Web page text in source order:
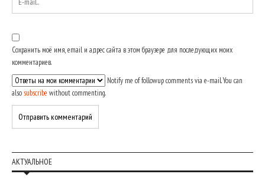
Сохранить моё имя, email и адрес сайта в этом браузере для последующих моих
комментариев.
Notify me of followup comments via e-mail. You can
also subscribe without commenting.
АКТУАЛЬНОЕ